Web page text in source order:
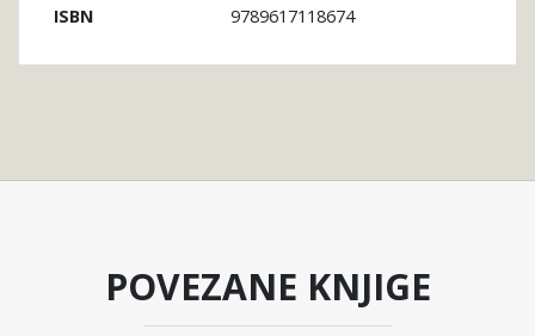
ISBN
9789617118674
POVEZANE KNJIGE